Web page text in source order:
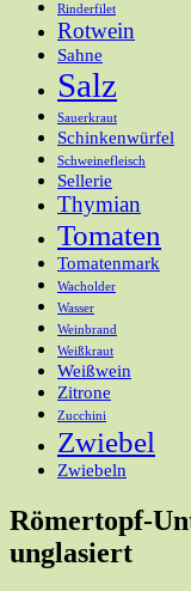
Rinderfilet
Rotwein
Sahne
Salz
Sauerkraut
Schinkenwürfel
Schweinefleisch
Sellerie
Thymian
Tomaten
Tomatenmark
Wacholder
Wasser
Weinbrand
Weißkraut
Weißwein
Zitrone
Zucchini
Zwiebel
Zwiebeln
Römertopf-
unglasiert